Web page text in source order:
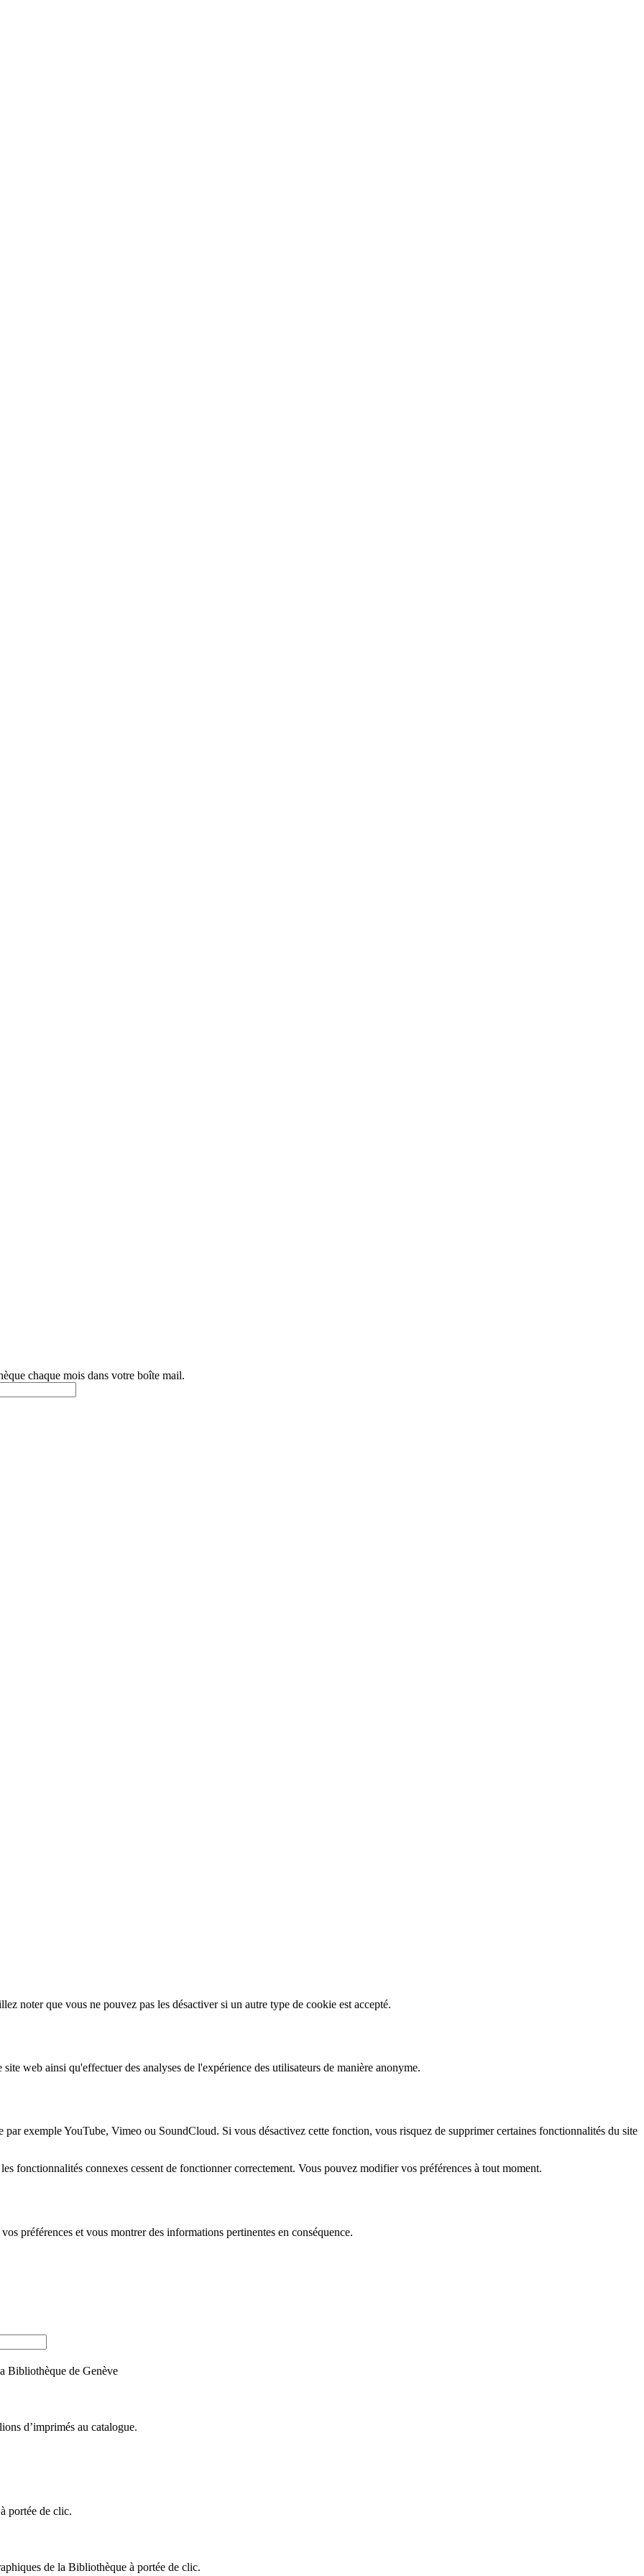
chaque mois dans votre boîte mail.
noter que vous ne pouvez pas les désactiver si un autre type de cookie est accepté.
web ainsi qu'effectuer des analyses de l'expérience des utilisateurs de manière anonyme.
exemple YouTube, Vimeo ou SoundCloud. Si vous désactivez cette fonction, vous risquez de supprimer certaines fonctionnalités du site
fonctionnalités connexes cessent de fonctionner correctement. Vous pouvez modifier vos préférences à tout moment.
préférences et vous montrer des informations pertinentes en conséquence.
Bibliothèque de Genève
d’imprimés au catalogue.
portée de clic.
de la Bibliothèque à portée de clic.